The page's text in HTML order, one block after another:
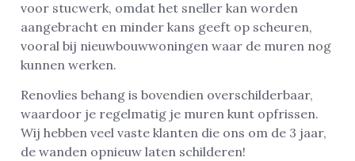
voor stucwerk, omdat het sneller kan worden
aangebracht en minder kans geeft op scheuren,
vooral bij nieuwbouwwoningen waar de muren nog
kunnen werken.
Renovlies behang is bovendien overschilderbaar,
waardoor je regelmatig je muren kunt opfrissen.
Wij hebben veel vaste klanten die ons om de 3 jaar,
de wanden opnieuw laten schilderen!